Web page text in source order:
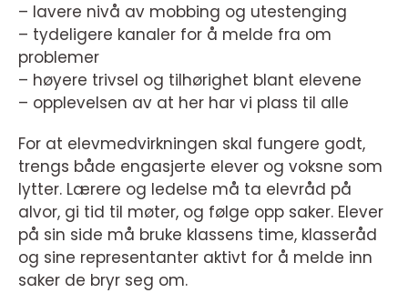
– lavere nivå av mobbing og utestenging
– tydeligere kanaler for å melde fra om
problemer
– høyere trivsel og tilhørighet blant elevene
– opplevelsen av at her har vi plass til alle
For at elevmedvirkningen skal fungere godt,
trengs både engasjerte elever og voksne som
lytter. Lærere og ledelse må ta elevråd på
alvor, gi tid til møter, og følge opp saker. Elever
på sin side må bruke klassens time, klasseråd
og sine representanter aktivt for å melde inn
saker de bryr seg om.